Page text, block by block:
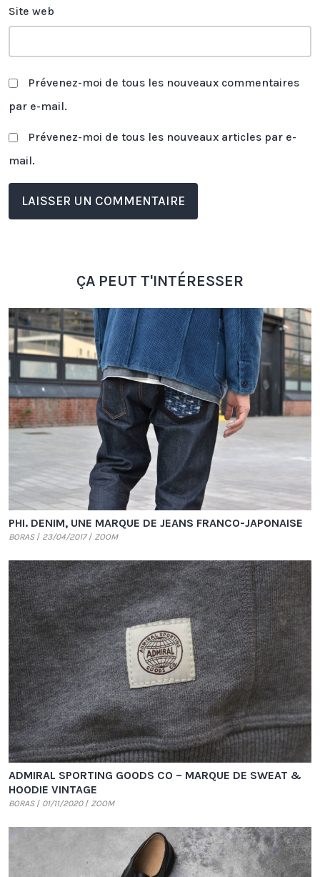
Site web
Prévenez-moi de tous les nouveaux commentaires
par e-mail.
Prévenez-moi de tous les nouveaux articles par e-
mail.
ÇA PEUT T'INTÉRESSER
PHI. DENIM, UNE MARQUE DE JEANS FRANCO-JAPONAISE
BORAS 23/04/2017 ZOOM
ADMIRAL SPORTING GOODS CO – MARQUE DE SWEAT &
HOODIE VINTAGE
BORAS 01/11/2020 ZOOM